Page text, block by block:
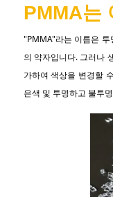
PMMA는
"PMMA"라는 이름은
의 약자입니다. 그러나
가하여 색상을 변경할
은색 및 투명하고 불투